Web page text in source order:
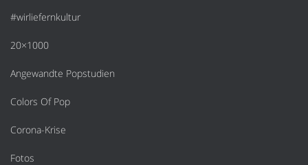
#wirliefernkultur
20×1000
Angewandte Popstudien
Colors Of Pop
Corona-Krise
Fotos